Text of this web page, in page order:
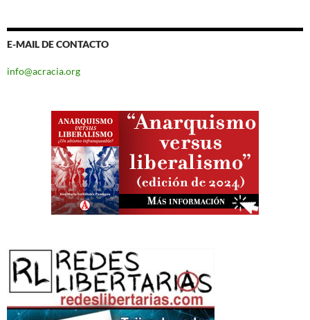
E-MAIL DE CONTACTO
info@acracia.org